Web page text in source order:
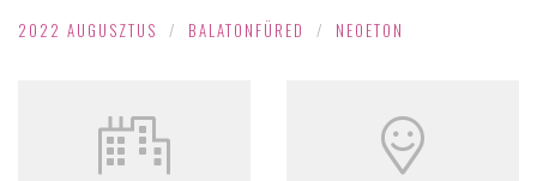
2022 AUGUSZTUS / BALATONFÜRED / NEOETON